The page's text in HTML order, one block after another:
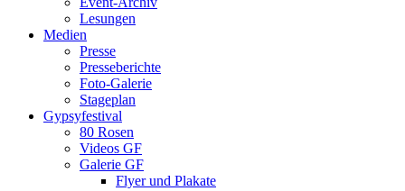
Lesungen
Medien
Presse
Presseberichte
Foto-Galerie
Stageplan
Gypsyfestival
80 Rosen
Videos GF
Galerie GF
Flyer und Plakate